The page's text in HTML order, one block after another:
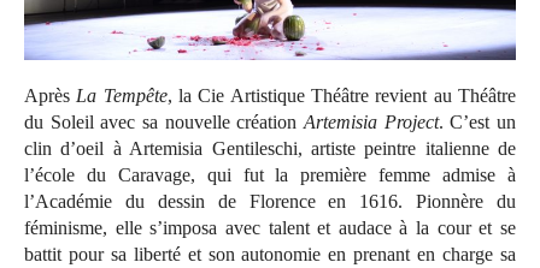
Après La Tempête, la Cie Artistique Théâtre revient au Théâtre
du Soleil avec sa nouvelle création Artemisia Project. C’est un
clin d’oeil à Artemisia Gentileschi, artiste peintre italienne de
l’école du Caravage, qui fut la première femme admise à
l’Académie du dessin de Florence en 1616. Pionnère du
féminisme, elle s’imposa avec talent et audace à la cour et se
battit pour sa liberté et son autonomie en prenant en charge sa